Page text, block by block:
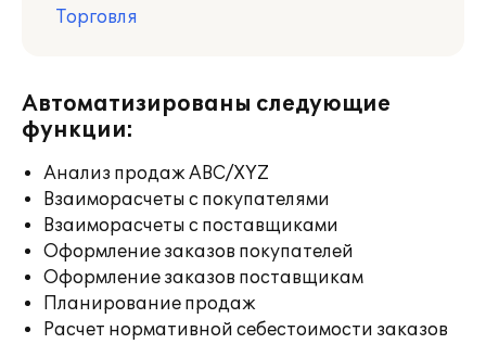
Торговля
Автоматизированы следующие
функции:
Анализ продаж ABC/XYZ
Взаиморасчеты с покупателями
Взаиморасчеты с поставщиками
Оформление заказов покупателей
Оформление заказов поставщикам
Планирование продаж
Расчет нормативной себестоимости заказов